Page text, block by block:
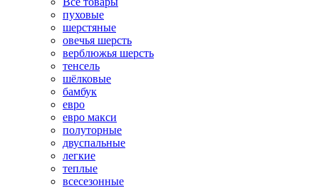
пуховые
шерстяные
овечья шерсть
верблюжья шерсть
тенсель
шёлковые
бамбук
евро
евро макси
полуторные
двуспальные
легкие
теплые
всесезонные